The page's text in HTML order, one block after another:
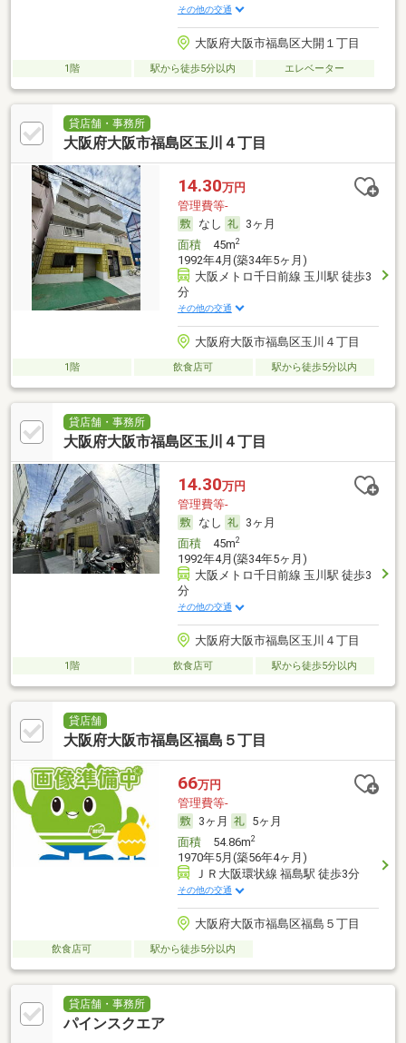
その他の交通
大阪府大阪市福島区大開１丁目
1階 駅から徒歩5分以内 エレベーター
貸店舗・事務所
大阪府大阪市福島区玉川４丁目
14.30万円
管理費等-
なし
3ヶ月
面積45m2
1992年4月(築34年5ヶ月)
大阪メトロ千日前線 玉川駅 徒歩3
分
その他の交通
大阪府大阪市福島区玉川４丁目
1階 飲食店可 駅から徒歩5分以内
貸店舗・事務所
大阪府大阪市福島区玉川４丁目
14.30万円
管理費等-
なし
3ヶ月
面積45m2
1992年4月(築34年5ヶ月)
大阪メトロ千日前線 玉川駅 徒歩3
分
その他の交通
大阪府大阪市福島区玉川４丁目
1階 飲食店可 駅から徒歩5分以内
貸店舗
大阪府大阪市福島区福島５丁目
66万円
管理費等-
3ヶ月
5ヶ月
面積54.86m2
1970年5月(築56年4ヶ月)
ＪＲ大阪環状線 福島駅 徒歩3分
その他の交通
大阪府大阪市福島区福島５丁目
飲食店可 駅から徒歩5分以内
貸店舗・事務所
パインスクエア